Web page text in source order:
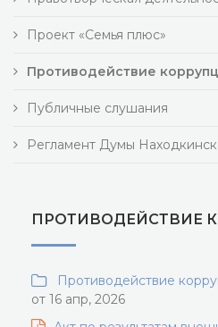
Проект «Семья плюс»
Противодействие
Публичные слушания
Регламент Думы
ПРОТИВОДЕЙСТВИЕ
Противодействие
от 16 апр, 2026